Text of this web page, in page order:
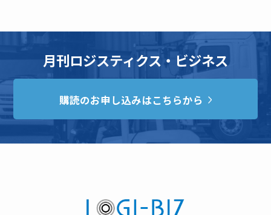
月刊ロジスティクス・ビジネス
購読のお申し込みはこちらから